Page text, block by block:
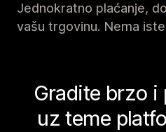
Jednokratno plaćanje,
vašu trgovinu. Nema
Gradite brzo i
uz teme